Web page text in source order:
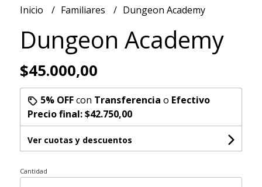
Inicio Familiares Dungeon Academy
Dungeon Academy
$45.000,00
5% OFFcon Transferencia o Efectivo
Precio final:$42.750,00
Ver cuotas y descuentos
Cantidad